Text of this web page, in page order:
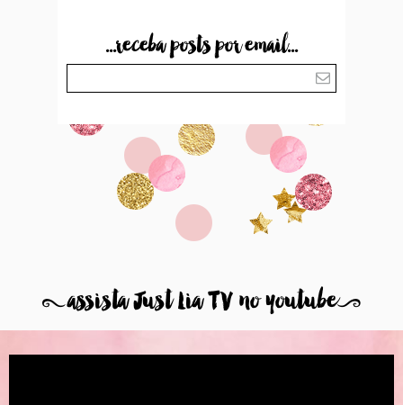
...receba posts por email...
8assista Just Lia TV no youtube9